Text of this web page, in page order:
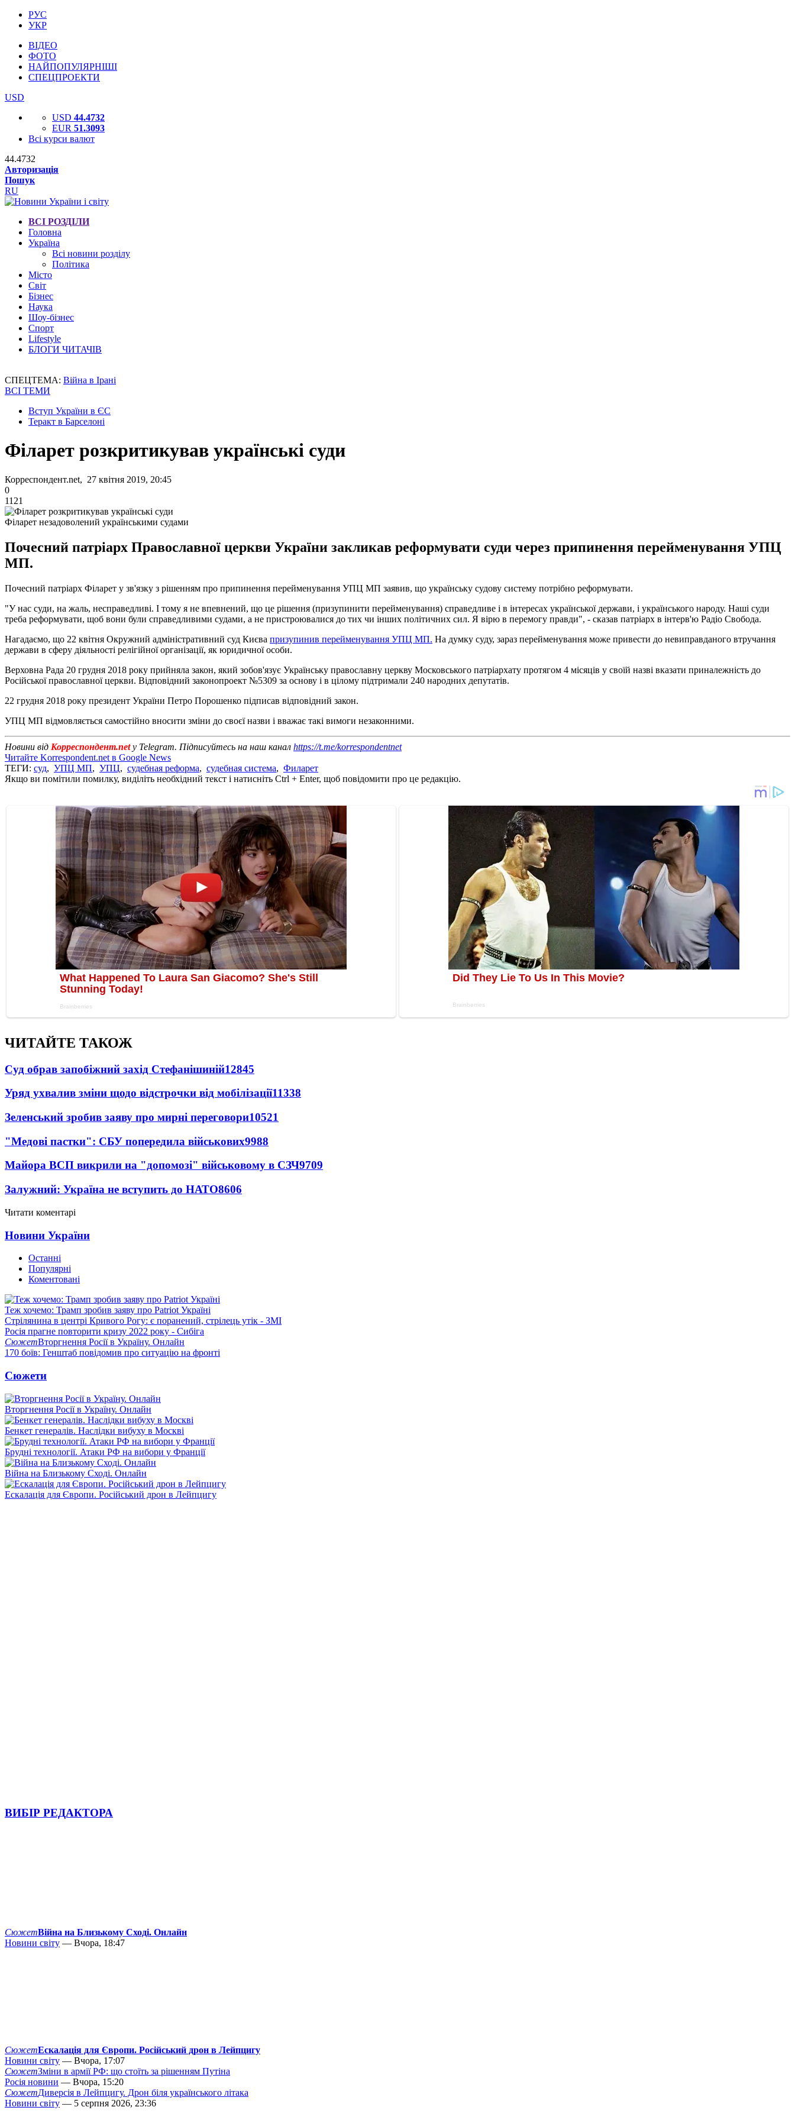
РУС
УКР
ВІДЕО
ФОТО
НАЙПОПУЛЯРНІШІ
СПЕЦПРОЕКТИ
USD
USD 44.4732
EUR 51.3093
Всі курси валют
44.4732
Авторизація
Пошук
RU
ВСІ РОЗДІЛИ
Головна
Україна
Всі новини розділу
Політика
Місто
Світ
Бізнес
Наука
Шоу-бізнес
Спорт
Lifestyle
БЛОГИ ЧИТАЧІВ
СПЕЦТЕМА: Війна в Ірані
ВСІ ТЕМИ
Вступ України в ЄС
Теракт в Барселоні
Філарет розкритикував українські суди
Корреспондент.net, 27 квітня 2019, 20:45
0
1121
Філарет незадоволений українськими судами
Почесний патріарх Православної церкви України закликав реформувати суди через припинення перейменування УПЦ
МП.
Почесний патріарх Філарет у зв'язку з рішенням про припинення перейменування УПЦ МП заявив, що українську судову систему потрібно реформувати.
"У нас суди, на жаль, несправедливі. І тому я не впевнений, що це рішення (призупинити перейменування) справедливе і в інтересах української держави, і українського народу. Наші суди
треба реформувати, щоб вони були справедливими судами, а не пристроювалися до тих чи інших політичних сил. Я вірю в перемогу правди", - сказав патріарх в інтерв'ю Радіо Свобода.
Нагадаємо, що 22 квітня Окружний адміністративний суд Києва призупинив перейменування УПЦ МП. На думку суду, зараз перейменування може привести до невиправданого втручання
держави в сферу діяльності релігійної організації, як юридичної особи.
Верховна Рада 20 грудня 2018 року прийняла закон, який зобов'язує Українську православну церкву Московського патріархату протягом 4 місяців у своїй назві вказати приналежність до
Російської православної церкви. Відповідний законопроект №5309 за основу і в цілому підтримали 240 народних депутатів.
22 грудня 2018 року президент України Петро Порошенко підписав відповідний закон.
УПЦ МП відмовляється самостійно вносити зміни до своєї назви і вважає такі вимоги незаконними.
Новини від Корреспондент.netу Telegram. Підписуйтесь на наш канал https://t.me/korrespondentnet
Читайте Korrespondent.net в Google News
ТЕГИ: суд, УПЦ МП, УПЦ, судебная реформа, судебная система, Филарет
Якщо ви помітили помилку, виділіть необхідний текст і натисніть Ctrl + Enter, щоб повідомити про це редакцію.
ЧИТАЙТЕ ТАКОЖ
Суд обрав запобіжний захід Стефанішиній12845
Уряд ухвалив зміни щодо відстрочки від мобілізації11338
Зеленський зробив заяву про мирні переговори10521
"Медові пастки": СБУ попередила військових9988
Майора ВСП викрили на "допомозі" військовому в СЗЧ9709
Залужний: Україна не вступить до НАТО8606
Читати коментарі
Новини України
Останні
Популярні
Коментовані
Теж хочемо: Трамп зробив заяву про Patriot Україні
Стрілянина в центрі Кривого Рогу: є поранений, стрілець утік - ЗМІ
Росія прагне повторити кризу 2022 року - Сибіга
СюжетВторгнення Росії в Україну. Онлайн
170 боїв: Генштаб повідомив про ситуацію на фронті
Сюжети
Вторгнення Росії в Україну. Онлайн
Бенкет генералів. Наслідки вибуху в Москві
Брудні технології. Атаки РФ на вибори у Франції
Війна на Близькому Сході. Онлайн
Ескалація для Європи. Російський дрон в Лейпцигу
ВИБІР РЕДАКТОРА
СюжетВійна на Близькому Сході. Онлайн
Новини світу — Вчора, 18:47
СюжетЕскалація для Європи. Російський дрон в Лейпцигу
Новини світу — Вчора, 17:07
СюжетЗміни в армії РФ: що стоїть за рішенням Путіна
Росія новини — Вчора, 15:20
СюжетДиверсія в Лейпцигу. Дрон біля українського літака
Новини світу — 5 серпня 2026, 23:36